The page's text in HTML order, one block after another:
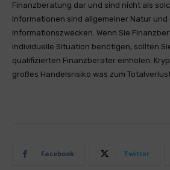
Finanzberatung dar und sind nicht als
Informationen sind allgemeiner Natur und
Informationszwecken. Wenn Sie
individuelle Situation benötigen, sollten
qualifizierten Finanzberater einholen.
großes Handelsrisiko was zum
Facebook Twitter